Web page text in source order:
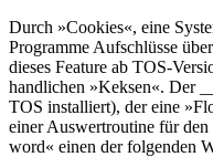
Durch »Cookies«, eine
Programme Aufschlüsse
dieses Feature ab TOS-
handlichen »Keksen«. Der
TOS installiert), der eine
einer Auswertroutine für
word« einen der folgenden